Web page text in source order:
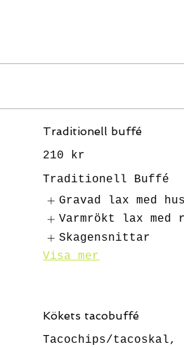
Traditionell buffé
210 kr
Traditionell Buffé
Gravad lax med
Varmrökt lax med
Skagensnittar
Visa mer
Kökets tacobuffé
Tacochips/